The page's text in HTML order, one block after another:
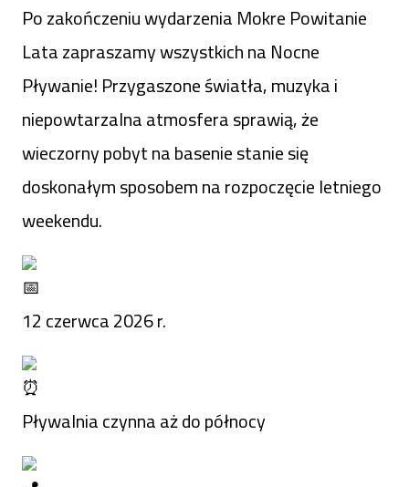
Po zakończeniu wydarzenia Mokre Powitanie
Lata zapraszamy wszystkich na Nocne
Pływanie! Przygaszone światła, muzyka i
niepowtarzalna atmosfera sprawią, że
wieczorny pobyt na basenie stanie się
doskonałym sposobem na rozpoczęcie letniego
weekendu.
12 czerwca 2026 r.
Pływalnia czynna aż do północy